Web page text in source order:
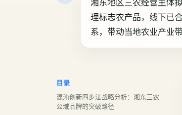
理标志农产品，线下已
系，带动当地农业产业带
目录
混沌创新四步法战略分析：湘东三农
公域品牌的突破路径